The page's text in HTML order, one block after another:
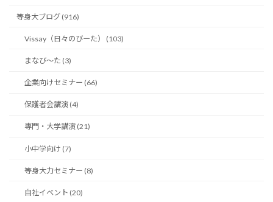
等身大ブログ (916)
Vissay（日々のびーた） (103)
まなび〜た (3)
企業向けセミナー (66)
保護者会講演 (4)
専門・大学講演 (21)
小中学向け (7)
等身大力セミナー (8)
自社イベント (20)